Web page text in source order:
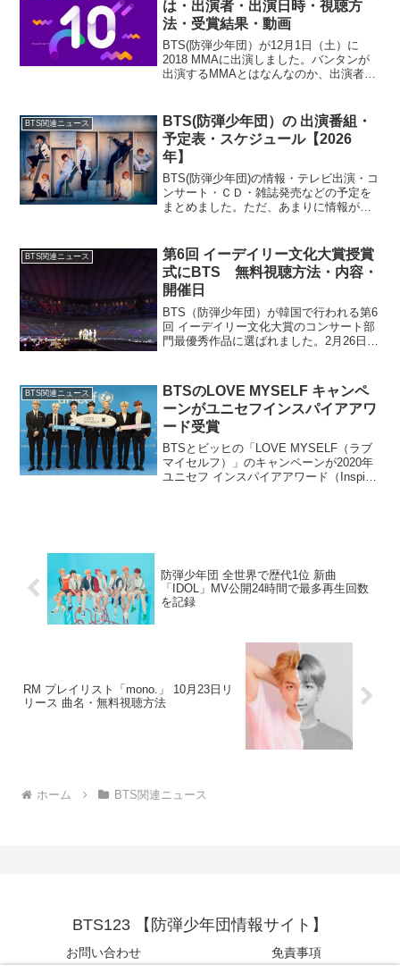
は・出演者・出演日時・視聴方
法・受賞結果・動画
BTS(防弾少年団）が12月1日（土）に
2018 MMAに出演しました。バンタンが
出演するMMAとはなんなのか、出演者や
順）、受賞結果、BTSのパフォーマンス
歌唱動...
BTS関連ニュース
BTS(防弾少年団）の 出演番組・
予定表・スケジュール【2026
年】
BTS(防弾少年団)の情報・テレビ出演・コ
ンサート・ＣＤ・雑誌発売などの予定を
まとめました。ただ、あまりに情報が次
る場合もあるのでご了承ください。また
現在は個人仕事が多...
BTS関連ニュース
第6回 イーデイリー文化大賞授賞
式にBTS 無料視聴方法・内容・
開催日
BTS（防弾少年団）が韓国で行われる第6
回 イーデイリー文化大賞のコンサート部
門最優秀作品に選ばれました。2月26日
授賞式とレッドカーペットイベントに参
加予定で今のと...
BTS関連ニュース
BTSのLOVE MYSELF キャンペ
ーンがユニセフインスパイアアワ
ード受賞
BTSとビッヒの「LOVE MYSELF（ラブ
マイセルフ）」のキャンペーンが2020年
ユニセフ インスパイアアワード（Inspire
防弾少年団 全世界で歴代1位 新曲
「IDOL」MV公開24時間で最多再生回数
を記録
RM プレイリスト「mono.」 10月23日リ
リース 曲名・無料視聴方法
ホーム BTS関連ニュース
BTS123 【防弾少年団情報サイト】
お問い合わせ 免責事項